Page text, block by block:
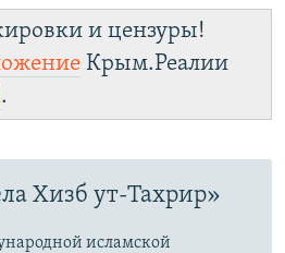
и цензуры!
Крым.Реалии
.
Хизб ут-Тахрир»
исламской